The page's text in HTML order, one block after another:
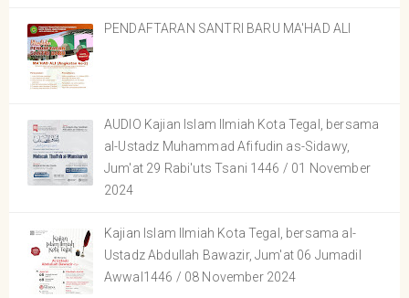
PENDAFTARAN SANTRI BARU MA'HAD ALI
AUDIO Kajian Islam Ilmiah Kota Tegal, bersama
al-Ustadz Muhammad Afifudin as-Sidawy,
Jum'at 29 Rabi'uts Tsani 1446 / 01 November
2024
Kajian Islam Ilmiah Kota Tegal, bersama al-
Ustadz Abdullah Bawazir, Jum'at 06 Jumadil
Awwal1446 / 08 November 2024